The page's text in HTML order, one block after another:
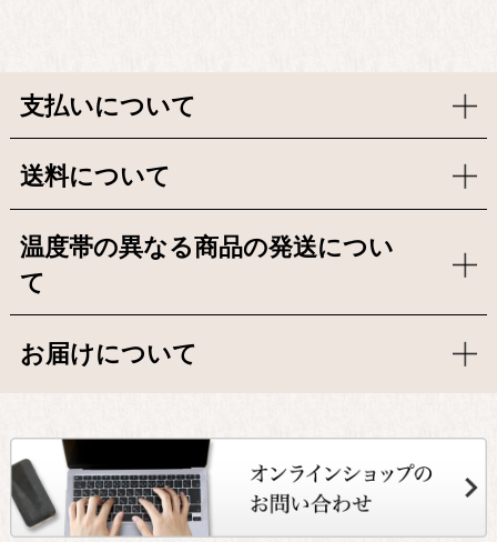
支払いについて
送料について
温度帯の異なる商品の発送につい
て
お届けについて